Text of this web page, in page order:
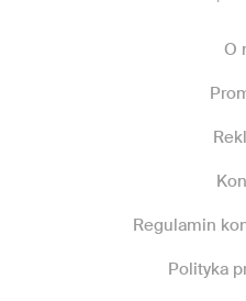
O
Regulamin
Polityka